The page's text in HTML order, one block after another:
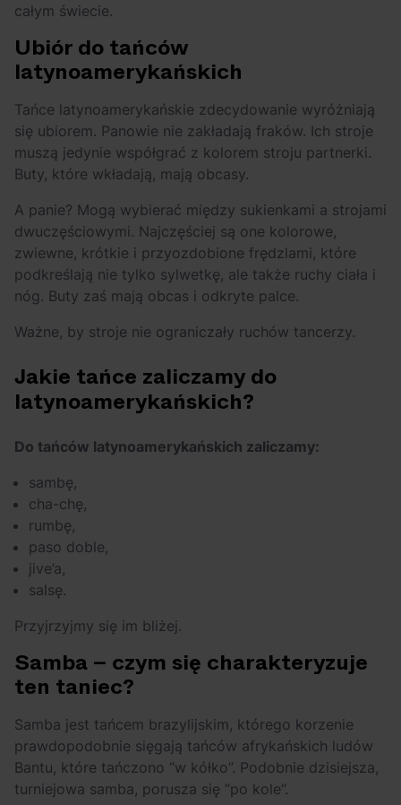
całym świecie.
Ubiór do tańców
latynoamerykańskich
Tańce latynoamerykańskie zdecydowanie wyróżniają
się ubiorem. Panowie nie zakładają fraków. Ich stroje
muszą jedynie współgrać z kolorem stroju partnerki.
Buty, które wkładają, mają obcasy.
A panie? Mogą wybierać między sukienkami a strojami
dwuczęściowymi. Najczęściej są one kolorowe,
zwiewne, krótkie i przyozdobione frędzlami, które
podkreślają nie tylko sylwetkę, ale także ruchy ciała i
nóg. Buty zaś mają obcas i odkryte palce.
Ważne, by stroje nie ograniczały ruchów tancerzy.
Jakie tańce zaliczamy do
latynoamerykańskich?
Do tańców latynoamerykańskich zaliczamy:
sambę,
cha-chę,
rumbę,
paso doble,
jive’a,
salsę.
Przyjrzyjmy się im bliżej.
Samba – czym się charakteryzuje
ten taniec?
Samba jest tańcem brazylijskim, którego korzenie
prawdopodobnie sięgają tańców afrykańskich ludów
Bantu, które tańczono “w kółko”. Podobnie dzisiejsza,
turniejowa samba, porusza się “po kole”.